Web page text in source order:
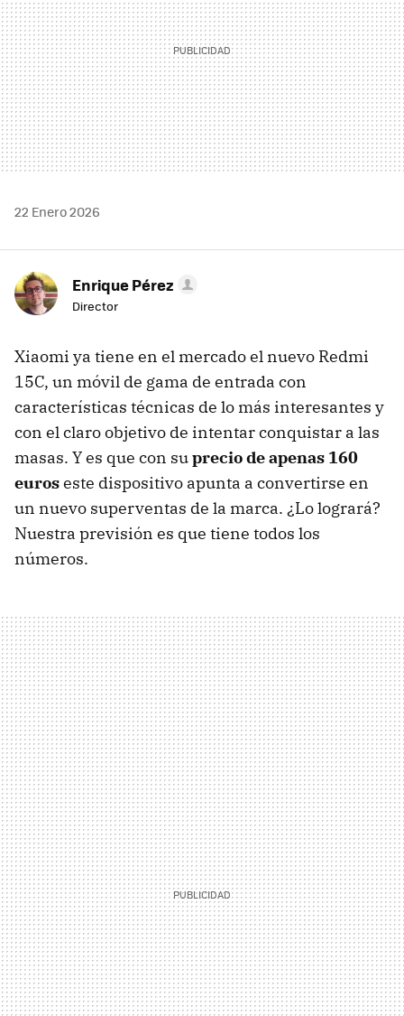
22 Enero 2026
Enrique Pérez
Director
Xiaomi ya tiene en el mercado el nuevo Redmi
15C, un móvil de gama de entrada con
características técnicas de lo más interesantes y
con el claro objetivo de intentar conquistar a las
masas. Y es que con suprecio de apenas 160
euroseste dispositivo apunta a convertirse en
un nuevo superventas de la marca. ¿Lo logrará?
Nuestra previsión es que tiene todos los
números.